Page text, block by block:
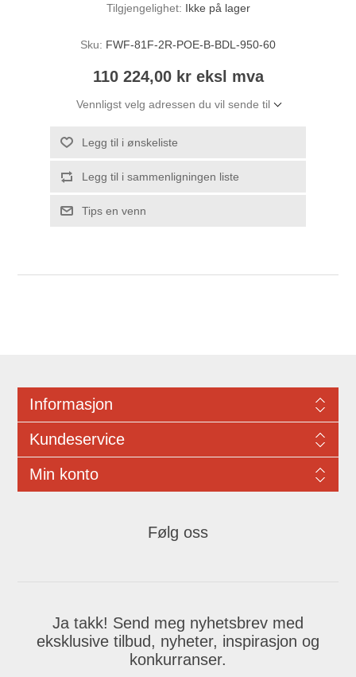
Tilgjengelighet: Ikke på lager
Sku: FWF-81F-2R-POE-B-BDL-950-60
110 224,00 kr eksl mva
Vennligst velg adressen du vil sende til
Legg til i ønskeliste
Legg til i sammenligningen liste
Tips en venn
Informasjon
Kundeservice
Min konto
Følg oss
Ja takk! Send meg nyhetsbrev med
eksklusive tilbud, nyheter, inspirasjon og
konkurranser.